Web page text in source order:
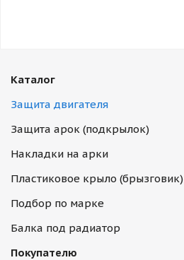
Каталог
Защита двигателя
Защита арок (подкрылок)
Накладки на арки
Пластиковое крыло (брызговик)
Подбор по марке
Балка под радиатор
Покупателю